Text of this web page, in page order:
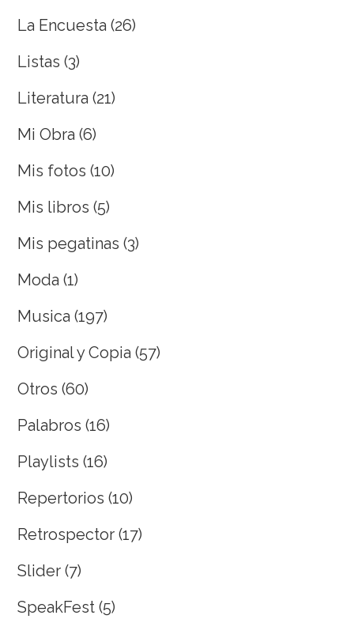
La Encuesta (26)
Listas (3)
Literatura (21)
Mi Obra (6)
Mis fotos (10)
Mis libros (5)
Mis pegatinas (3)
Moda (1)
Musica (197)
Original y Copia (57)
Otros (60)
Palabros (16)
Playlists (16)
Repertorios (10)
Retrospector (17)
Slider (7)
SpeakFest (5)